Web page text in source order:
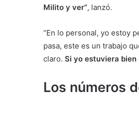
Milito y ver”, lanzó.
“En lo personal, yo estoy
pasa, este es un trabajo
claro. Si yo estuviera
Los números